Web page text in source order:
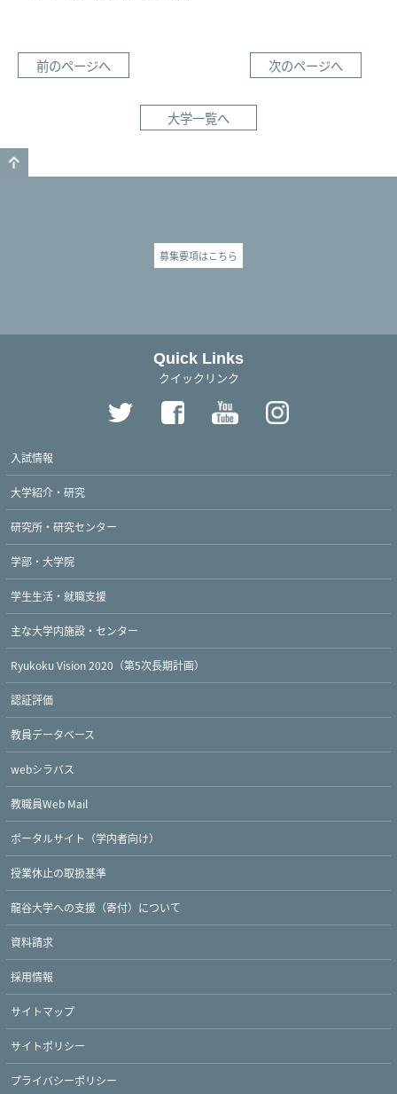
前のページへ 次のページへ
大学一覧へ
募集要項はこちら
Quick Links
クイックリンク
入試情報
大学紹介・研究
研究所・研究センター
学部・大学院
学生生活・就職支援
主な大学内施設・センター
Ryukoku Vision 2020（第5次長期計画）
認証評価
教員データベース
webシラバス
教職員Web Mail
ポータルサイト（学内者向け）
授業休止の取扱基準
龍谷大学への支援（寄付）について
資料請求
採用情報
サイトマップ
サイトポリシー
プライバシーポリシー